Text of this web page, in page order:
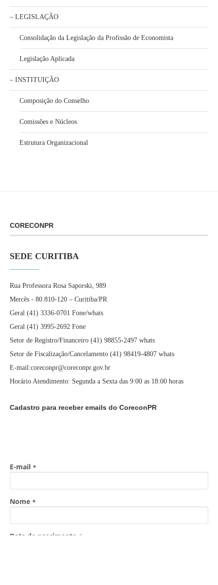
– LEGISLAÇÃO
Consolidação da Legislação da Profissão de Economista
Legislação Aplicada
– INSTITUIÇÃO
Composição do Conselho
Comissões e Núcleos
Estrutura Organizacional
CORECONPR
SEDE CURITIBA
Rua Professora Rosa Saporski, 989
Mercês - 80.810-120 – Curitiba/PR
Geral (41) 3336-0701 Fone/whats
Geral (41) 3995-2692 Fone
Setor de Registro/Financeiro (41) 98855-2497 whats
Setor de Fiscalização/Cancelamento (41) 98419-4807 whats
E-mail:coreconpr@coreconpr.gov.br
Horário Atendimento: Segunda a Sexta das 9:00 as 18:00 horas
Cadastro para receber emails do CoreconPR